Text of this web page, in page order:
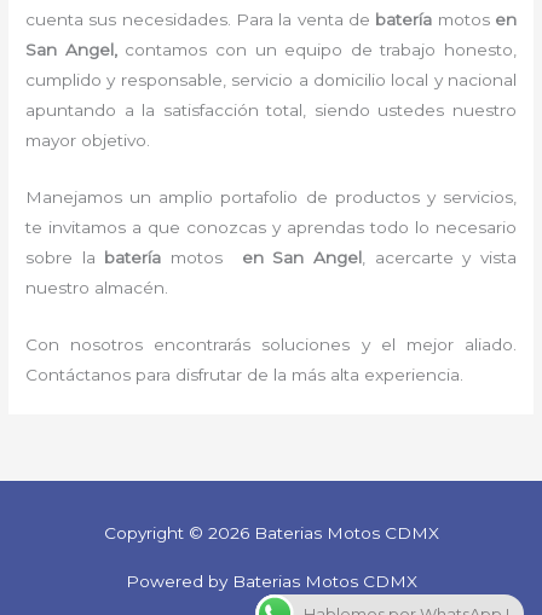
cuenta sus necesidades. Para la venta de batería motosen
San Angel, contamos con un equipo de trabajo honesto,
cumplido y responsable, servicio a domicilio local y nacional
apuntando a la satisfacción total, siendo ustedes nuestro
mayor objetivo.
Manejamos un amplio portafolio de productos y servicios,
te invitamos a que conozcas y aprendas todo lo necesario
sobre la batería motos en San Angel, acercarte y vista
nuestro almacén.
Con nosotros encontrarás soluciones y el mejor aliado.
Contáctanos para disfrutar de la más alta experiencia.
Copyright © 2026 Baterias Motos CDMX
Powered by Baterias Motos CDMX